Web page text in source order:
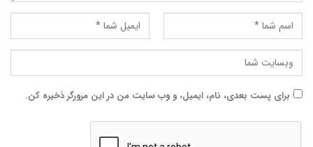
برای پست بعدی، نام، ایمیل، و وب سایت من در این مرورگر ذخیره کن.